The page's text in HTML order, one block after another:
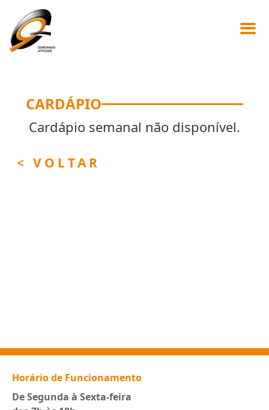
CARDÁPIO
Cardápio semanal não disponível.
< VOLTAR
Horário de Funcionamento
De Segunda à Sexta-feira